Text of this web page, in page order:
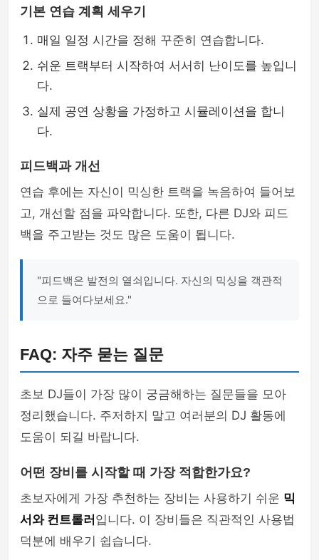
기본 연습 계획 세우기
매일 일정 시간을 정해 꾸준히 연습합니다.
쉬운 트랙부터 시작하여 서서히 난이도를 높입니
다.
실제 공연 상황을 가정하고 시뮬레이션을 합니
다.
피드백과 개선
연습 후에는 자신이 믹싱한 트랙을 녹음하여 들어보
고, 개선할 점을 파악합니다. 또한, 다른 DJ와 피드
백을 주고받는 것도 많은 도움이 됩니다.
"피드백은 발전의 열쇠입니다. 자신의 믹싱을 객관적
으로 들여다보세요."
FAQ: 자주 묻는 질문
초보 DJ들이 가장 많이 궁금해하는 질문들을 모아
정리했습니다. 주저하지 말고 여러분의 DJ 활동에
도움이 되길 바랍니다.
어떤 장비를 시작할 때 가장 적합한가요?
초보자에게 가장 추천하는 장비는 사용하기 쉬운 믹
서와 컨트롤러 입니다. 이 장비들은 직관적인 사용법
덕분에 배우기 쉽습니다.